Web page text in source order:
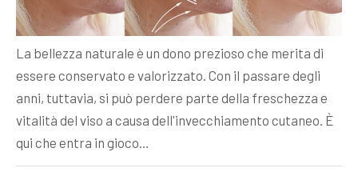
La bellezza naturale è un dono prezioso che merita di
essere conservato e valorizzato. Con il passare degli
anni, tuttavia, si può perdere parte della freschezza e
vitalità del viso a causa dell'invecchiamento cutaneo. È
qui che entra in gioco…